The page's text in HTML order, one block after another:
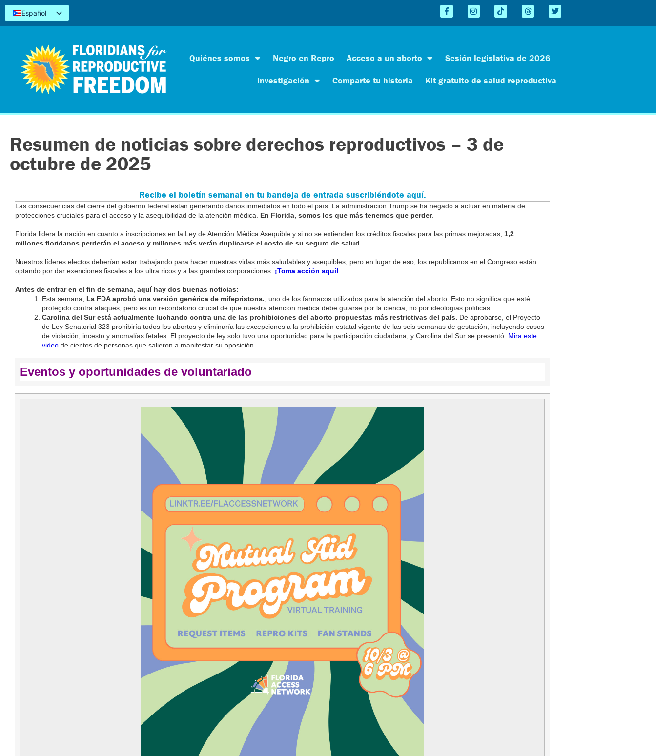
Español
English
简体中文
Tiếng Việt
العربية
Quiénes somos Negro en Repro Acceso a un aborto
Sesión legislativa de 2026
Investigación
Comparte tu historia Kit gratuito de salud reproductiva
Resumen de noticias sobre derechos reproductivos – 3 de
octubre de 2025
Recibe el boletín semanal en tu bandeja de entrada suscribiéndote aquí.
Las consecuencias del cierre del gobierno federal están generando daños inmediatos en todo el país. La administración Trump se ha negado a actuar en materia de
protecciones cruciales para el acceso y la asequibilidad de la atención médica.
En Florida, somos los que más tenemos que perder.
Florida lidera la nación en cuanto a inscripciones en la Ley de Atención Médica Asequible y si no se extienden los créditos fiscales para las primas mejoradas, 1,2
millones floridanos perderán el acceso y millones más verán duplicarse el costo de su seguro de salud.
Nuestros líderes electos deberían estar trabajando para hacer nuestras vidas más saludables y asequibles, pero en lugar de eso, los republicanos en el Congreso están
optando por dar exenciones fiscales a los ultra ricos y a las grandes corporaciones. ¡Toma acción aquí!
Antes de entrar en el fin de semana, aquí hay dos buenas noticias:
Esta semana, La FDA aprobó una versión genérica de mifepristona. , uno de los fármacos utilizados para la atención del aborto. Esto no significa que esté
protegido contra ataques, pero es un recordatorio crucial de que nuestra atención médica debe guiarse por la ciencia, no por ideologías políticas.
Carolina del Sur está actualmente luchando contra una de las prohibiciones del aborto propuestas más restrictivas del país. De aprobarse, el Proyecto
de Ley Senatorial 323 prohibiría todos los abortos y eliminaría las excepciones a la prohibición estatal vigente de las seis semanas de gestación, incluyendo casos
de violación, incesto y anomalías fetales. El proyecto de ley solo tuvo una oportunidad para la participación ciudadana, y Carolina del Sur se presentó. Mira este
video de cientos de personas que salieron a manifestar su oposición.
Eventos y oportunidades de voluntariado